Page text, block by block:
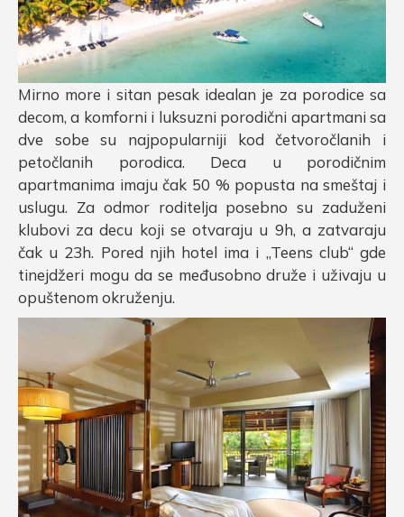
Mirno more i sitan pesak idealan je za porodice sa
decom, a komforni i luksuzni porodični apartmani sa
dve sobe su najpopularniji kod četvoročlanih i
petočlanih porodica. Deca u porodičnim
apartmanima imaju čak 50 % popusta na smeštaj i
uslugu. Za odmor roditelja posebno su zaduženi
klubovi za decu koji se otvaraju u 9h, a zatvaraju
čak u 23h. Pored njih hotel ima i „Teens club“ gde
tinejdžeri mogu da se međusobno druže i uživaju u
opuštenom okruženju.